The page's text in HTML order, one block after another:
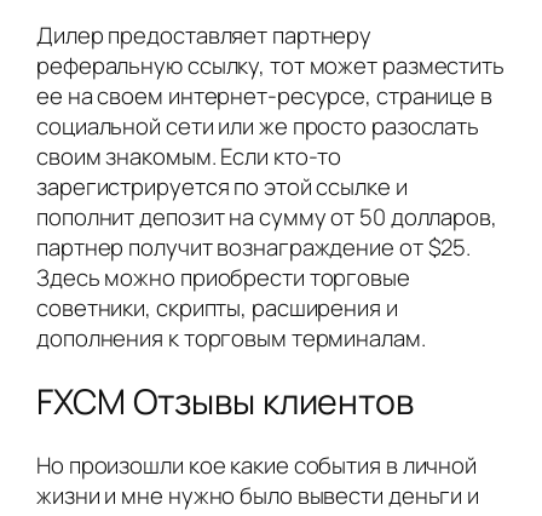
Дилер предоставляет партнеру
реферальную ссылку, тот может разместить
ее на своем интернет-ресурсе, странице в
социальной сети или же просто разослать
своим знакомым. Если кто-то
зарегистрируется по этой ссылке и
пополнит депозит на сумму от 50 долларов,
партнер получит вознаграждение от $25.
Здесь можно приобрести торговые
советники, скрипты, расширения и
дополнения к торговым терминалам.
FXCM Отзывы клиентов
Но произошли кое какие события в личной
жизни и мне нужно было вывести деньги и